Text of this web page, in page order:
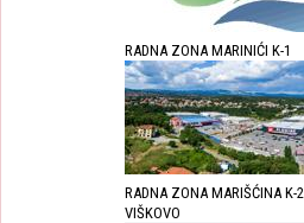
RADNA ZONA MARINIĆI K-1
RADNA ZONA MARIŠĆINA K-
VIŠKOVO